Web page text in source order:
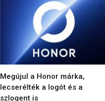
Megújul a Honor márka,
lecserélték a logót és a
szlogent is